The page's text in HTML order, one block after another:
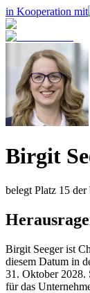
in Kooperation mit
Birgit
belegt Platz 15 der
Birgit Seeger ist
diesem Datum in
31. Oktober 2028.
für das